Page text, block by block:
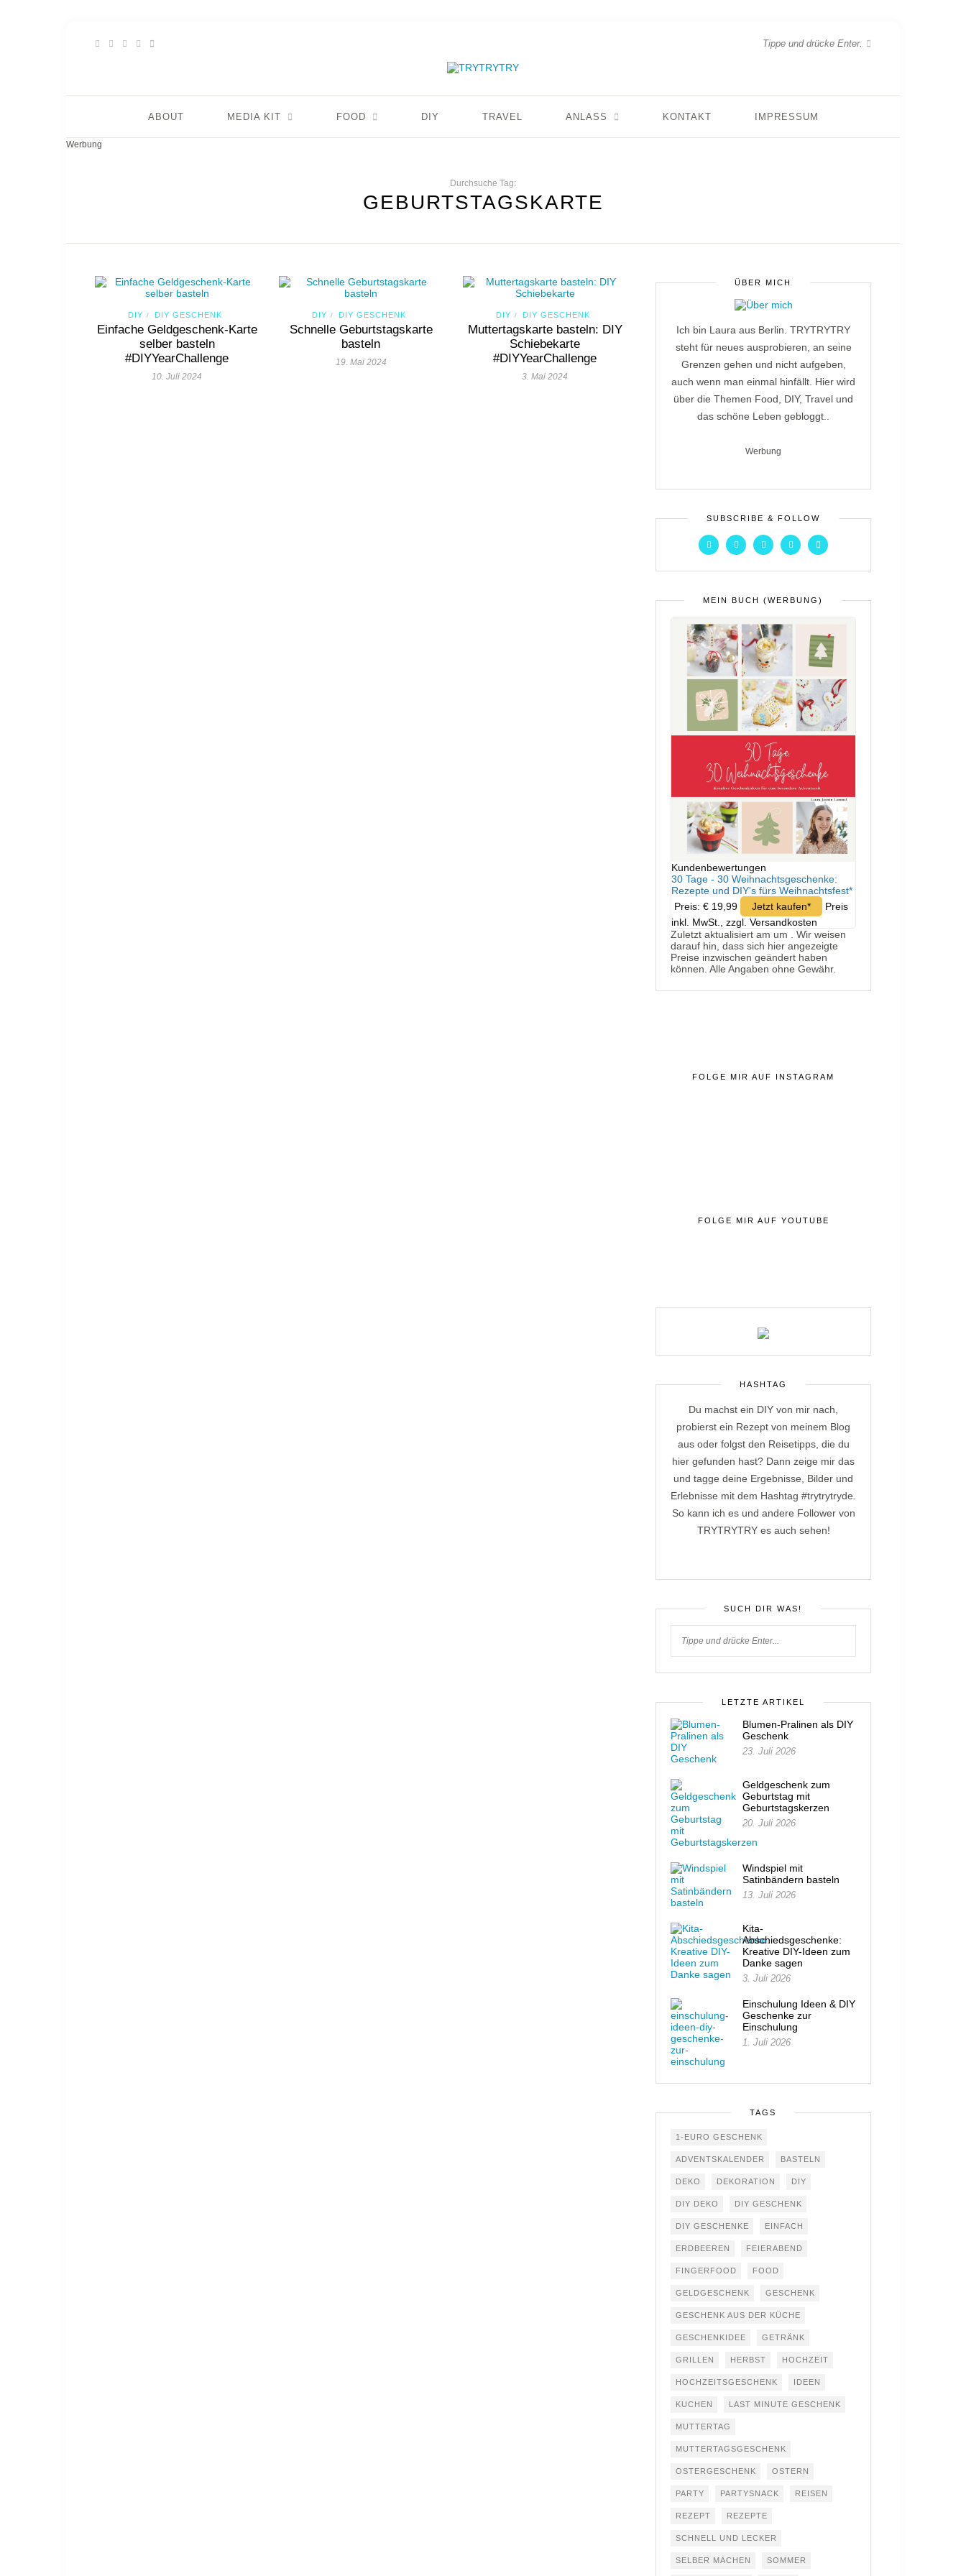
ABOUT MEDIA KIT FOOD DIY TRAVEL ANLASS KONTAKT IMPRESSUM
Werbung
Durchsuche Tag:
GEBURTSTAGSKARTE
DIY / DIY GESCHENK
Einfache Geldgeschenk-Karte
selber basteln
#DIYYearChallenge
10. Juli 2024
DIY / DIY GESCHENK
Schnelle Geburtstagskarte
basteln
19. Mai 2024
DIY / DIY GESCHENK
Muttertagskarte basteln: DIY
Schiebekarte
#DIYYearChallenge
3. Mai 2024
ÜBER MICH
Ich bin Laura aus Berlin. TRYTRYTRY
steht für neues ausprobieren, an seine
Grenzen gehen und nicht aufgeben,
auch wenn man einmal hinfällt. Hier wird
über die Themen Food, DIY, Travel und
das schöne Leben gebloggt..
Werbung
SUBSCRIBE & FOLLOW
MEIN BUCH (WERBUNG)
Kundenbewertungen
30 Tage - 30 Weihnachtsgeschenke:
Rezepte und DIY's fürs Weihnachtsfest*
Preis: € 19,99
Jetzt kaufen*
Preis
inkl. MwSt., zzgl. Versandkosten
Zuletzt aktualisiert am um . Wir weisen
darauf hin, dass sich hier angezeigte
Preise inzwischen geändert haben
können. Alle Angaben ohne Gewähr.
FOLGE MIR AUF INSTAGRAM
FOLGE MIR AUF YOUTUBE
HASHTAG
Du machst ein DIY von mir nach,
probierst ein Rezept von meinem Blog
aus oder folgst den Reisetipps, die du
hier gefunden hast? Dann zeige mir das
und tagge deine Ergebnisse, Bilder und
Erlebnisse mit dem Hashtag #trytrytryde.
So kann ich es und andere Follower von
TRYTRYTRY es auch sehen!
SUCH DIR WAS!
LETZTE ARTIKEL
Blumen-Pralinen als DIY
Geschenk
23. Juli 2026
Geldgeschenk zum
Geburtstag mit
Geburtstagskerzen
20. Juli 2026
Windspiel mit
Satinbändern basteln
13. Juli 2026
Kita-
Abschiedsgeschenke:
Kreative DIY-Ideen zum
Danke sagen
3. Juli 2026
Einschulung Ideen & DIY
Geschenke zur
Einschulung
1. Juli 2026
TAGS
1-EURO GESCHENK
ADVENTSKALENDER BASTELN
DEKO DEKORATION DIY
DIY DEKO DIY GESCHENK
DIY GESCHENKE EINFACH
ERDBEEREN FEIERABEND
FINGERFOOD FOOD
GELDGESCHENK GESCHENK
GESCHENK AUS DER KÜCHE
GESCHENKIDEE GETRÄNK
GRILLEN HERBST HOCHZEIT
HOCHZEITSGESCHENK IDEEN
KUCHEN LAST MINUTE GESCHENK
MUTTERTAG
MUTTERTAGSGESCHENK
OSTERGESCHENK OSTERN
PARTY PARTYSNACK REISEN
REZEPT REZEPTE
SCHNELL UND LECKER
SELBER MACHEN SOMMER